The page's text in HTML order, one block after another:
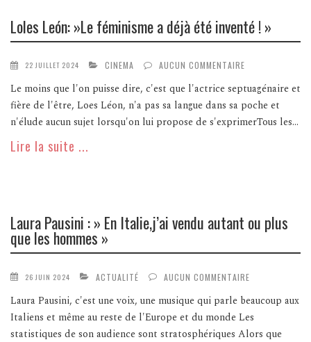
Loles León: »Le féminisme a déjà été inventé ! »
22 JUILLET 2024 CINEMA AUCUN COMMENTAIRE
Le moins que l'on puisse dire, c'est que l'actrice septuagénaire et
fière de l'être, Loes Léon, n'a pas sa langue dans sa poche et
n'élude aucun sujet lorsqu'on lui propose de s'exprimerTous les...
Lire la suite ...
Laura Pausini : » En Italie,j’ai vendu autant ou plus
que les hommes »
26 JUIN 2024 ACTUALITÉ AUCUN COMMENTAIRE
Laura Pausini, c'est une voix, une musique qui parle beaucoup aux
Italiens et même au reste de l'Europe et du monde Les
statistiques de son audience sont stratosphériques Alors que